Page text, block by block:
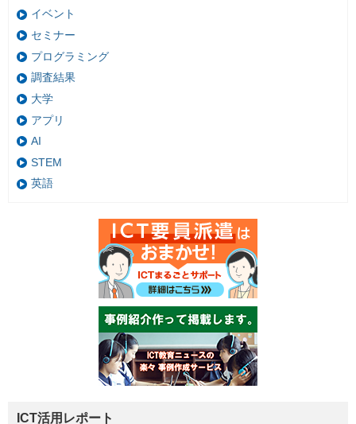
イベント
セミナー
プログラミング
調査結果
大学
アプリ
AI
STEM
英語
ICT活用レポート